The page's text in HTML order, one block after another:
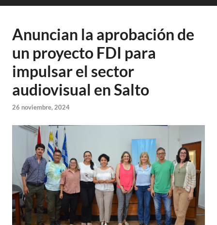
Anuncian la aprobación de
un proyecto FDI para
impulsar el sector
audiovisual en Salto
26 noviembre, 2024